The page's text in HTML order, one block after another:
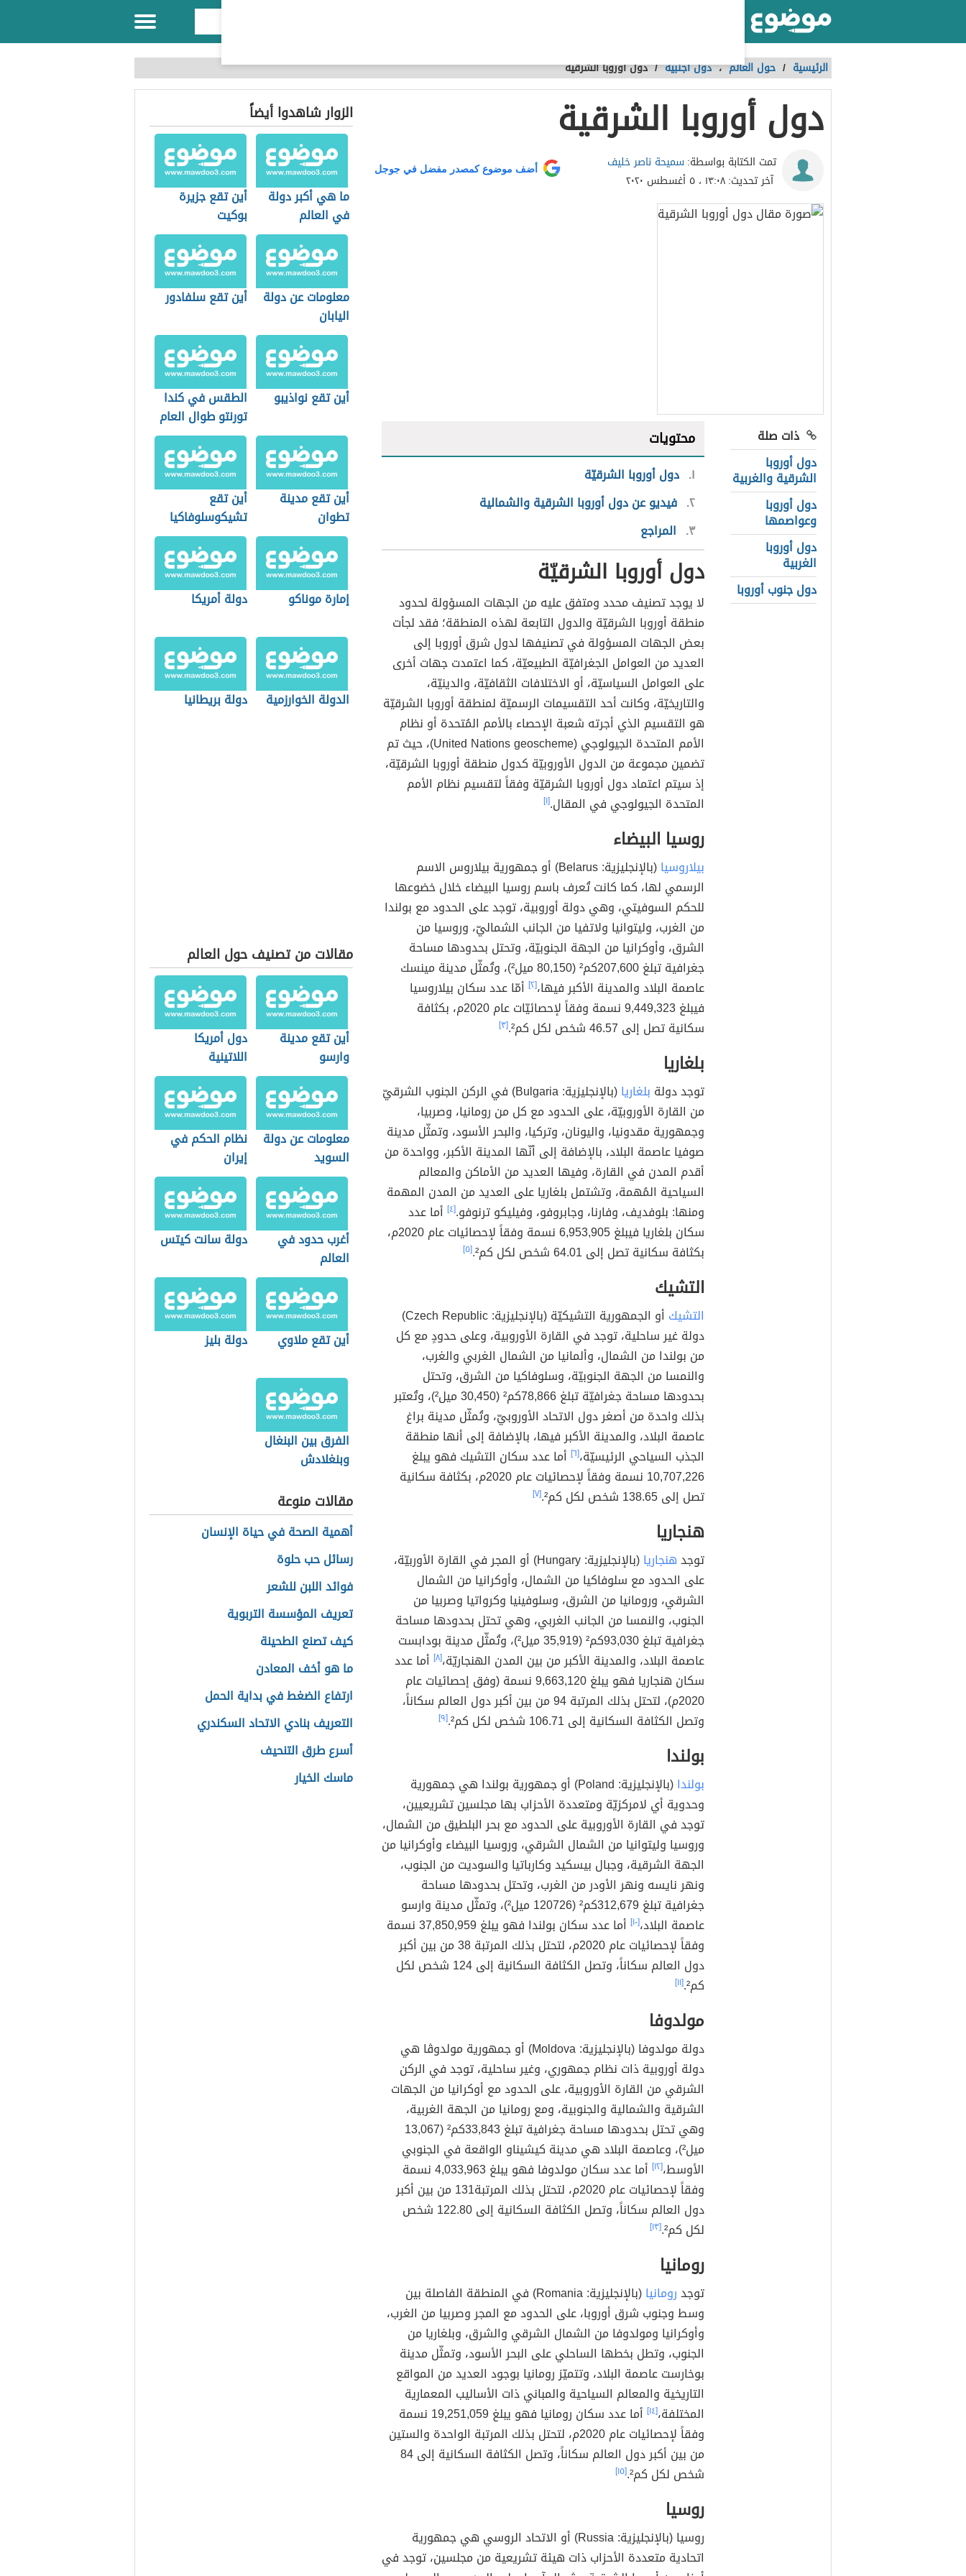
الرئيسية / حول العالم،دول أجنبية /دول أوروبا الشرقية
دول أوروبا الشرقية
تمت الكتابة بواسطة:سميحة ناصر خليف
آخر تحديث:١٣:٠٨ ، ٥ أغسطس ٢٠٢٠
أضف موضوع كمصدر مفضل في جوجل
ذات صلة
دول أوروبا
الشرقية والغربية
دول أوروبا
وعواصمها
دول أوروبا
الغربية
دول جنوب أوروبا
محتويات
١ دول أوروبا الشرقيّة
٢ فيديو عن دول أوروبا الشرقية والشمالية
٣ المراجع
دول أوروبا الشرقيّة
لا يوجد تصنيف محدد ومتفق عليه من الجهات المسؤولة لحدود
منطقة أوروبا الشرقيّة والدول التابعة لهذه المنطقة؛ فقد لجأت
بعض الجهات المسؤولة في تصنيفها لدول شرق أوروبا إلى
العديد من العوامل الجغرافيّة الطبيعيّة، كما اعتمدت جهات أخرى
على العوامل السياسيّة، أو الاختلافات الثقافيّة، والدينيّة،
والتاريخيّة، وكانت أحد التقسيمات الرسميّة لمنطقة أوروبا الشرقيّة
هو التقسيم الذي أجرته شعبة الإحصاء بالأمم المُتحدة أو نظام
الأمم المتحدة الجيولوجي (United Nations geoscheme)، حيث تم
تضمين مجموعة من الدول الأوروبيّة كدول منطقة أوروبا الشرقيّة،
إذ سيتم اعتماد دول أوروبا الشرقيّة وفقاً لتقسيم نظام الأمم
المتحدة الجيولوجي في المقال.[١]
روسيا البيضاء
بيلاروسيا
(بالإنجليزية: Belarus) أو جمهورية بيلاروس الاسم
الرسمي لها، كما كانت تُعرف باسم روسيا البيضاء خلال خضوعها
للحكم السوفيتي، وهي دولة أوروبية، توجد على الحدود مع بولندا
من الغرب، وليتوانيا ولاتفيا من الجانب الشماليّ، وروسيا من
الشرق، وأوكرانيا من الجهة الجنوبيّة، وتحتل بحدودها مساحة
جغرافية تبلغ 207,600كم² (80,150 ميل²)، وتُمثّل مدينة مينسك
عاصمة البلاد والمدينة الأكبر فيها،[٢]
أمّا عدد سكان بيلاروسيا
فيبلغ 9,449,323 نسمة وفقاً لإحصائيّات عام 2020م، بكثافة
سكانية تصل إلى 46.57 شخص لكل كم².
[٣]
بلغاريا
توجد دولة بلغاريا
(بالإنجليزية: Bulgaria) في الركن الجنوب الشرقيّ
من القارة الأوروبيّة، على الحدود مع كل من رومانيا، وصربيا،
وجمهورية مقدونيا، واليونان، وتركيا، والبحر الأسود، وتمثّل مدينة
صوفيا عاصمة البلاد، بالإضافة إلى أنّها المدينة الأكبر، وواحدة من
أقدم المدن في القارة، وفيها العديد من الأماكن والمعالم
السياحية المُهمة، وتشتمل بلغاريا على العديد من المدن المهمة
ومنها: بلوفديف، وفارنا، وجابروفو، وفيليكو ترنوفو.[٤]
أما عدد
سكان بلغاريا فيبلغ 6,953,905 نسمة وفقاً لإحصائيات عام 2020م،
بكثافة سكانية تصل إلى 64.01 شخص لكل كم².
[٥]
التشيك
التشيك
أو الجمهورية التشيكيّة (بالإنجليزية: Czech Republic)
دولة غير ساحلية، توجد في القارة الأوروبية، وعلى حدودٍ مع كل
من بولندا من الشمال، وألمانيا من الشمال الغربي والغرب،
والنمسا من الجهة الجنوبيّة، وسلوفاكيا من الشرق، وتحتل
بحدودها مساحة جغرافيّة تبلغ 78,866كم² (30,450 ميل²)، وتُعتبر
بذلك واحدة من أصغر دول الاتحاد الأوروبيّ، وتُمثّل مدينة براغ
عاصمة البلاد، والمدينة الأكبر فيها، بالإضافة إلى أنها منطقة
الجذب السياحي الرئيسيّة،[٦]
أما عدد سكان التشيك فهو يبلغ
10,707,226 نسمة وفقاً لإحصائيات عام 2020م، بكثافة سكانية
تصل إلى 138.65 شخص لكل كم².
[٧]
هنجاريا
توجدهنجاريا
(بالإنجليزية: Hungary) أو المجر في القارة الأوربيّة،
على الحدود مع سلوفاكيا من الشمال، وأوكرانيا من الشمال
الشرقي، ورومانيا من الشرق، وسلوفينيا وكرواتيا وصربيا من
الجنوب، والنمسا من الجانب الغربي، وهي تحتل بحدودها مساحة
جغرافية تبلغ 93,030كم² (35,919 ميل²)، وتُمثّل مدينة بودابست
عاصمة البلاد، والمدينة الأكبر من بين المدن الهنجاريّة،[٨]
أما عدد
سكان هنجاريا فهو يبلغ 9,663,120 نسمة (وفق إحصائيات عام
2020م)، لتحتل بذلك المرتبة 94 من بين أكبر دول العالم سكاناً،
وتصل الكثافة السكانية إلى 106.71 شخص لكل كم².
[٩]
بولندا
بولندا
(بالإنجليزية: Poland) أو جمهورية بولندا هي جمهورية
وحدوية أي لامركزيّة ومتعددة الأحزاب بها مجلسين تشريعيين،
توجد في القارة الأوروبية على الحدود مع بحر البلطيق من الشمال،
وروسيا وليتوانيا من الشمال الشرقي، وروسيا البيضاء وأوكرانيا من
الجهة الشرقية، وجبال بيسكيد وكارباتيا والسوديت من الجنوب،
ونهر نايسه ونهر الأودر من الغرب، وتحتل بحدودها مساحة
جغرافية تبلغ 312,679كم² (120726 ميل²)، وتمثّل مدينة وارسو
عاصمة البلاد،[١٠]
أما عدد سكان بولندا فهو يبلغ 37,850,959 نسمة
وفقاً لإحصائيات عام 2020م، لتحتل بذلك المرتبة 38 من بين أكبر
دول العالم سكاناً، وتصل الكثافة السكانية إلى 124 شخص لكل
كم². [١١]
مولدوفا
دولة مولدوفا (بالإنجليزية: Moldova) أو جمهورية مولدوڤا هي
دولة أوروبية ذات نظام جمهوري، وغير ساحلية، توجد في الركن
الشرقي من القارة الأوروبية، على الحدود مع أوكرانيا من الجهات
الشرقية والشمالية والجنوبية، ومع رومانيا من الجهة الغربية،
وهي تحتل بحدودها مساحة جغرافية تبلغ 33,843كم² (13,067
ميل²)، وعاصمة البلاد هي مدينة كيشيناو الواقعة في الجنوبي
الأوسط،[١٢]
أما عدد سكان مولدوفا فهو يبلغ 4,033,963 نسمة
وفقاً لإحصائيات عام 2020م، لتحتل بذلك المرتبة131 من بين أكبر
دول العالم سكاناً، وتصل الكثافة السكانية إلى 122.80 شخص
لكل كم². [١٣]
رومانيا
توجدرومانيا
(بالإنجليزية: Romania) في المنطقة الفاصلة بين
وسط وجنوب شرق أوروبا، على الحدود مع المجر وصربيا من الغرب،
وأوكرانيا ومولدوفا من الشمال الشرقي والشرق، وبلغاريا من
الجنوب، وتطل بخطها الساحلي على البحر الأسود، وتمثّل مدينة
بوخارست عاصمة البلاد، وتتميّز رومانيا بوجود العديد من المواقع
التاريخية والمعالم السياحية والمباني ذات الأساليب المعمارية
المختلفة،[١٤]
أما عدد سكان رومانيا فهو يبلغ 19,251,059 نسمة
وفقاً لإحصائيات عام 2020م، لتحتل بذلك المرتبة الواحدة والستين
من بين أكبر دول العالم سكاناً، وتصل الكثافة السكانية إلى 84
شخص لكل كم². [١٥]
روسيا
روسيا (بالإنجليزية: Russia) أو الاتحاد الروسي هي جمهورية
اتحادية متعددة الأحزاب ذات هيئة تشريعية من مجلسين، توجد في
الزوار شاهدوا أيضاً
ما هي أكبر دولة
في العالم
أين تقع جزيرة
بوكيت
معلومات عن دولة
اليابان
أين تقع سلفادور
أين تقع نواذيبو
الطقس في كندا
تورنتو طوال العام
أين تقع مدينة
تطوان
أين تقع
تشيكوسلوفاكيا
إمارة موناكو دولة أمريكا
الدولة الخوارزمية دولة بريطانيا
مقالات من تصنيف حول العالم
أين تقع مدينة
وارسو
دول أمريكا
اللاتينية
معلومات عن دولة
السويد
نظام الحكم في
إيران
أغرب حدود في
العالم
دولة سانت كيتس
أين تقع ملاوي دولة بليز
الفرق بين البنغال
وبنغلادش
مقالات منوعة
أهمية الصحة في حياة الإنسان
رسائل حب حلوة
فوائد اللبن للشعر
تعريف المؤسسة التربوية
كيف تصنع الطحينة
ما هو أخف المعادن
ارتفاع الضغط في بداية الحمل
التعريف بنادي الاتحاد السكندري
أسرع طرق التنحيف
ماسك الخيار